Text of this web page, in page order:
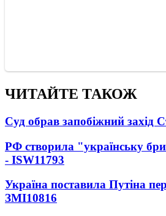
ЧИТАЙТЕ ТАКОЖ
Суд обрав запобіжний захід
РФ створила "українську
- ISW11793
Україна поставила Путіна
ЗМІ10816